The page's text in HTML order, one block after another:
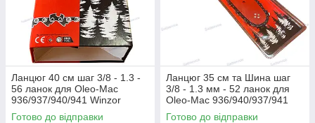
Ланцюг 40 см шаг 3/8 - 1.3 -
56 ланок для Oleo-Mac
936/937/940/941 Winzor
Готово до відправки
Ланцюг 35 см та Шина шаг
3/8 - 1.3 мм - 52 ланок для
Oleo-Mac 936/940/937/941
Winzor Pro
Готово до відправки